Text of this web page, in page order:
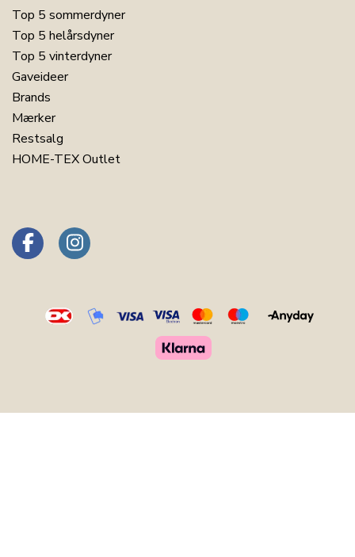
Top 5 sommerdyner
Top 5 helårsdyner
Top 5 vinterdyner
Gaveideer
Brands
Mærker
Restsalg
HOME-TEX Outlet